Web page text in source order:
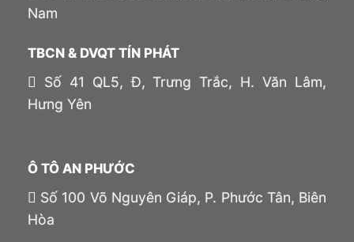
Nam
TBCN & DVQT TÍN PHÁT
Số 41 QL5, Đ, Trưng Trắc, H. Văn Lâm,
Hưng Yên
Ô TÔ AN PHƯỚC
Số 100 Võ Nguyên Giáp, P. Phước Tân, Biên
Hòa